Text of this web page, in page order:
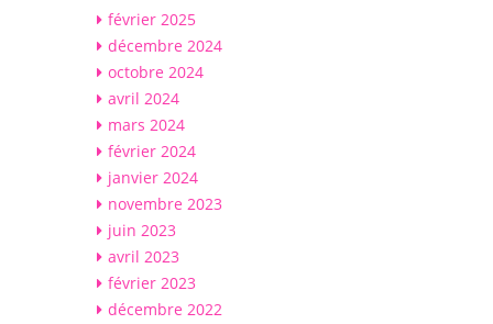
février 2025
décembre 2024
octobre 2024
avril 2024
mars 2024
février 2024
janvier 2024
novembre 2023
juin 2023
avril 2023
février 2023
décembre 2022